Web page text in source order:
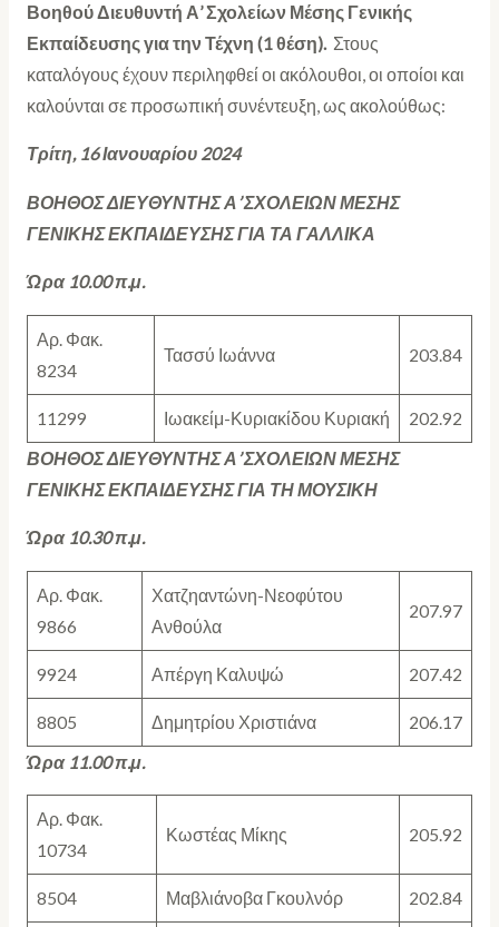
Βοηθού Διευθυντή Α’ Σχολείων Μέσης Γενικής
Εκπαίδευσης για την Τέχνη (1 θέση). Στους
καταλόγους έχουν περιληφθεί οι ακόλουθοι, οι οποίοι και
καλούνται σε προσωπική συνέντευξη, ως ακολούθως:
Τρίτη, 16 Ιανουαρίου 2024
ΒΟΗΘΟΣ ΔΙΕΥΘΥΝΤΗΣ Α’ ΣΧΟΛΕΙΩΝ ΜΕΣΗΣ
ΓΕΝΙΚΗΣ ΕΚΠΑΙΔΕΥΣΗΣ ΓΙΑ ΤΑ ΓΑΛΛΙΚΑ
Ώρα 10.00 π.μ.
Αρ. Φακ.
8234
Τασσύ Ιωάννα 203.84
11299 Ιωακείμ-Κυριακίδου Κυριακή
202.92
ΒΟΗΘΟΣ ΔΙΕΥΘΥΝΤΗΣ Α’ ΣΧΟΛΕΙΩΝ ΜΕΣΗΣ
ΓΕΝΙΚΗΣ ΕΚΠΑΙΔΕΥΣΗΣ ΓΙΑ ΤΗ ΜΟΥΣΙΚΗ
Ώρα 10.30 π.μ.
Αρ. Φακ.
9866
Χατζηαντώνη-Νεοφύτου
Ανθούλα
207.97
9924 Απέργη Καλυψώ 207.42
8805 Δημητρίου Χριστιάνα
206.17
Ώρα 11.00 π.μ.
Αρ. Φακ.
10734
Κωστέας Μίκης 205.92
8504 Μαβλιάνοβα Γκουλνόρ 202.84